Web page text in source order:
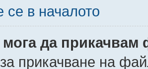
се в началото
да прикачвам
прикачване на